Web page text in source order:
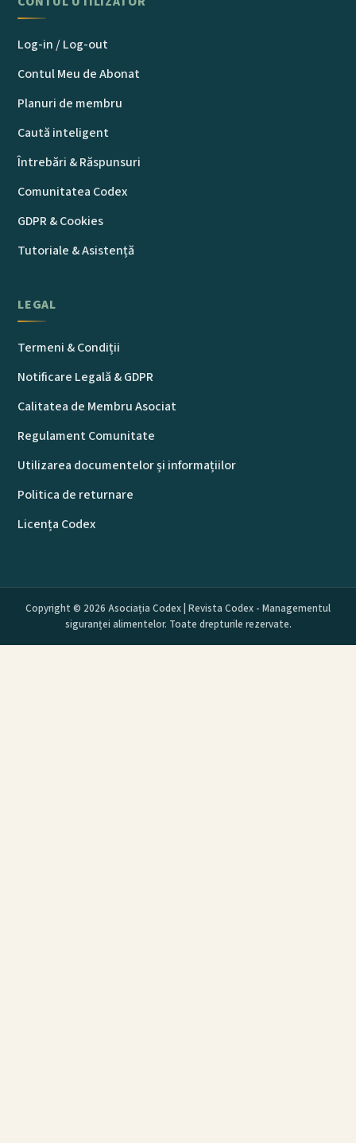
Log-in / Log-out
Contul Meu de Abonat
Planuri de membru
Caută inteligent
Întrebări & Răspunsuri
Comunitatea Codex
GDPR & Cookies
Tutoriale & Asistență
LEGAL
Termeni & Condiții
Notificare Legală & GDPR
Calitatea de Membru Asociat
Regulament Comunitate
Utilizarea documentelor și informațiilor
Politica de returnare
Licența Codex
Copyright © 2026 Asociația Codex | Revista Codex - Managementul
siguranței alimentelor. Toate drepturile rezervate.